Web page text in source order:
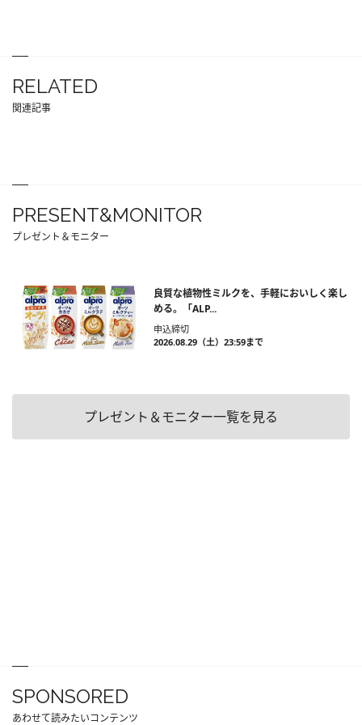
RELATED
関連記事
PRESENT&MONITOR
プレゼント＆モニター
良質な植物性ミルクを、手軽においしく楽し
める。「ALP...
申込締切
2026.08.29（土）23:59まで
プレゼント＆モニター一覧を見る
SPONSORED
あわせて読みたいコンテンツ